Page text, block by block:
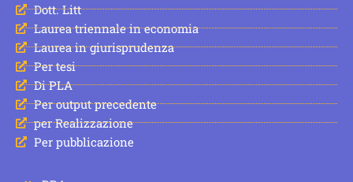
Dott. Litt
Laurea triennale in economia
Laurea in giurisprudenza
Per tesi
Di PLA
Per output precedente
per Realizzazione
Per pubblicazione